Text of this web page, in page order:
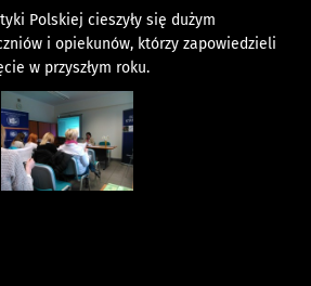
Polskiej cieszyły się dużym
i opiekunów, którzy zapowiedzieli
w przyszłym roku.